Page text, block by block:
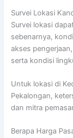
Survei Lokasi
Survei lokasi
sebenarnya,
akses
serta kondisi
Untuk lokasi di
Pekalongan,
dan mitra
Berapa Harga